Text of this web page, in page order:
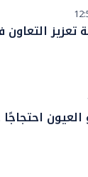
تعزيز